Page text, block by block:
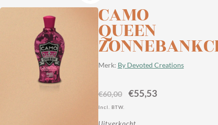
CAMO
QUEEN
Merk: By Devoted Creations
€60,00 €55,53
Incl. BTW.
Uitverkocht